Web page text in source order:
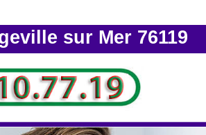
sur Mer 76119